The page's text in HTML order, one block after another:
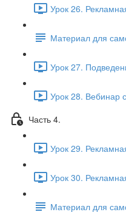
Урок 26.
Материал для
Урок 27.
Урок 28. Вебинар
Часть 4.
Урок 29.
Урок 30.
Материал для